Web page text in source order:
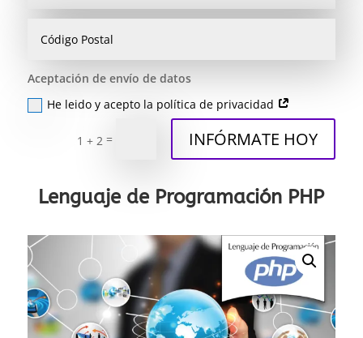
Aceptación de envío de datos
He leido y acepto la política de privacidad
1 + 2 = INFÓRMATE HOY
Lenguaje de Programación PHP